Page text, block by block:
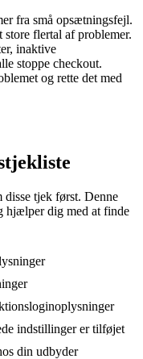
fra små opsætningsfejl.
flertal af problemer.
inaktive
stoppe checkout.
og rette det med
disse tjek først. Denne
hjælper dig med at finde
indstillinger er tilføjet
din udbyder